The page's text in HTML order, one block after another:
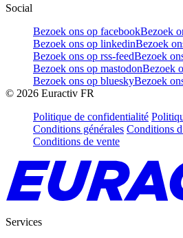
Social
Bezoek ons op facebookBezoek
Bezoek ons op linkedinBezoek
Bezoek ons op rss-feedBezoek
Bezoek ons op mastodonBezoek
Bezoek ons op blueskyBezoek
© 2026 Euractiv FR
Politique de confidentialité
Conditions générales Conditions
Conditions de vente
Services